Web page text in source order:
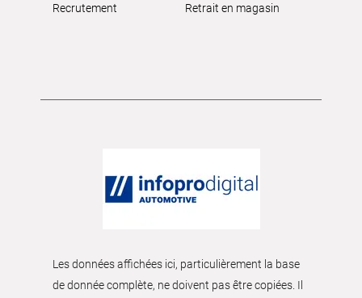
Recrutement
Retrait en magasin
Les données affichées ici, particulièrement la base
de donnée complète, ne doivent pas être copiées. Il